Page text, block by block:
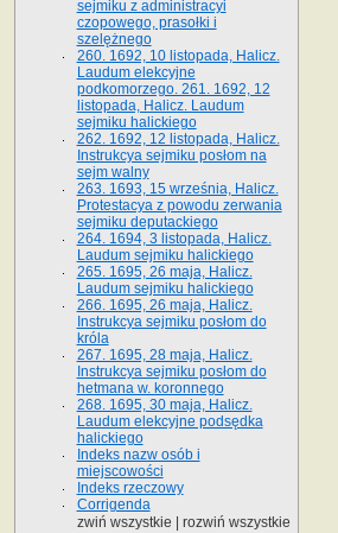
sejmiku z administracyi
czopowego, prasołki i
szelężnego
260. 1692, 10 listopada, Halicz.
Laudum elekcyjne
podkomorzego. 261. 1692, 12
listopada, Halicz. Laudum
sejmiku halickiego
262. 1692, 12 listopada, Halicz.
Instrukcya sejmiku posłom na
sejm walny
263. 1693, 15 września, Halicz.
Protestacya z powodu zerwania
sejmiku deputackiego
264. 1694, 3 listopada, Halicz.
Laudum sejmiku halickiego
265. 1695, 26 maja, Halicz.
Laudum sejmiku halickiego
266. 1695, 26 maja, Halicz.
Instrukcya sejmiku posłom do
króla
267. 1695, 28 maja, Halicz.
Instrukcya sejmiku posłom do
hetmana w. koronnego
268. 1695, 30 maja, Halicz.
Laudum elekcyjne podsędka
halickiego
Indeks nazw osób i
miejscowości
Indeks rzeczowy
Corrigenda
zwiń wszystkie
rozwiń wszystkie